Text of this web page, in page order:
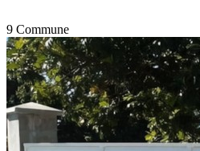
9 Commune